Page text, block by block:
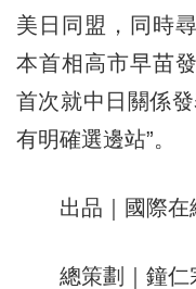
美日同盟，同時
本首相高市早苗
首次就中日關係
有明確選邊站”。
出品｜國際在
總策劃｜鐘仁